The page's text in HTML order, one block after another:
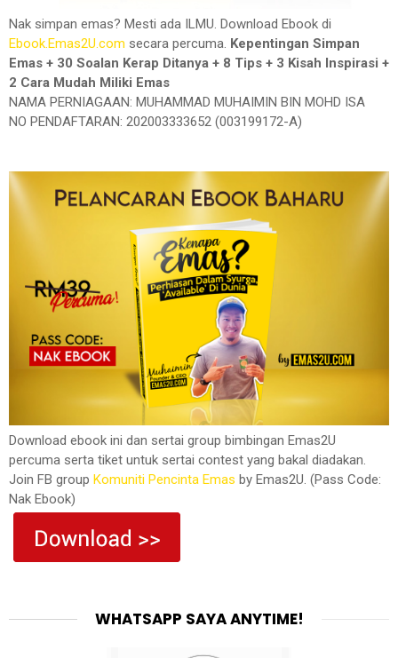
Nak simpan emas? Mesti ada ILMU. Download Ebook di
Ebook.Emas2U.com secara percuma. Kepentingan Simpan
Emas + 30 Soalan Kerap Ditanya + 8 Tips + 3 Kisah Inspirasi +
2 Cara Mudah Miliki Emas
NAMA PERNIAGAAN: MUHAMMAD MUHAIMIN BIN MOHD ISA
NO PENDAFTARAN: 202003333652 (003199172-A)
Download ebook ini dan sertai group bimbingan Emas2U
percuma serta tiket untuk sertai contest yang bakal diadakan.
Join FB group Komuniti Pencinta Emas by Emas2U. (Pass Code:
Nak Ebook)
WHATSAPP SAYA ANYTIME!